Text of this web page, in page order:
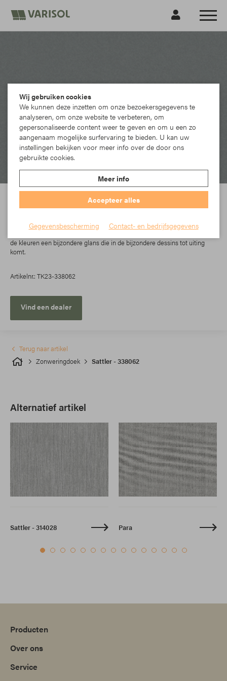
maan of de verschillende kleuren van de verlichting in de stad en op het
de kleuren een bijzondere glans die in de bijzondere dessins tot uiting
komt.
Artikelnr.: TK23-338062
Vind een dealer
Zonweringdoek Sattler - 338062
Terug naar artikel
Alternatief artikel
Sattler - 314028 Para
Producten
Over ons
Service
Wij gebruiken cookies
We kunnen deze inzetten om onze bezoekersgegevens te
analyseren, om onze website te verbeteren, om
gepersonaliseerde content weer te geven en om u een zo
aangenaam mogelijke surfervaring te bieden. U kan uw
instellingen bekijken voor meer info over de door ons
gebruikte cookies.
Meer info
Accepteer alles
Gegevensbescherming Contact- en bedrijfsgegevens